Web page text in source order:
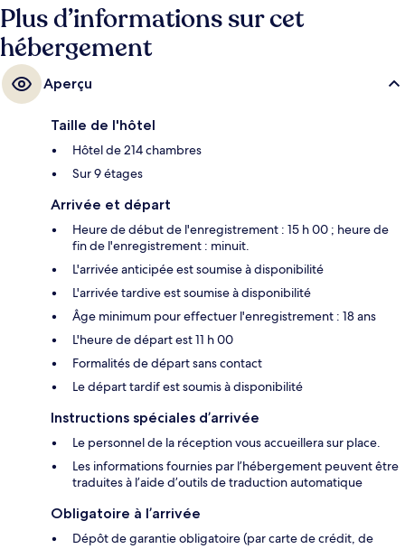
Plus d’informations sur cet
hébergement
Aperçu
Taille de l'hôtel
Hôtel de 214 chambres
Sur 9 étages
Arrivée et départ
Heure de début de l'enregistrement : 15 h 00 ; heure de
fin de l'enregistrement : minuit.
L'arrivée anticipée est soumise à disponibilité
L'arrivée tardive est soumise à disponibilité
Âge minimum pour effectuer l'enregistrement : 18 ans
L'heure de départ est 11 h 00
Formalités de départ sans contact
Le départ tardif est soumis à disponibilité
Instructions spéciales d’arrivée
Le personnel de la réception vous accueillera sur place.
Les informations fournies par l’hébergement peuvent être
traduites à l’aide d’outils de traduction automatique
Obligatoire à l’arrivée
Dépôt de garantie obligatoire (par carte de crédit, de